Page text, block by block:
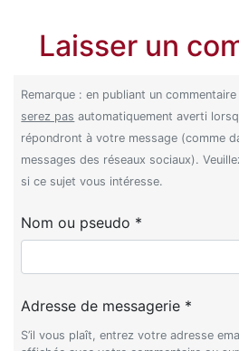
Laisser un
Remarque : en publiant un
serez pas automatiquement averti
répondront à votre message (comme
messages des réseaux sociaux).
si ce sujet vous intéresse.
Nom ou pseudo *
Adresse de messagerie *
S’il vous plaît, entrez votre adresse